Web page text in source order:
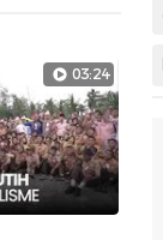
03:24